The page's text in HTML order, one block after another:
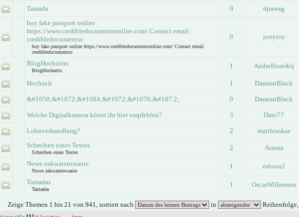
Tamada 0 dpawag
buy fake passport online
https://www.credibledocumentsonline.com/ Contact email:
credibledocumentso
buy fake passport online https://www.credibledocumentsonline.com/ Contact email:
credibledocumentso
0 jerryroy
BlogHochzeits
BlogHochzeits
1 AndreBoarskij
Hochzeit 1 DamianBlack
&#1058;&#1072;&#1084;&#1072;&#1076;&#107 2; 0 DamianBlack
Welche Digitalkamera könnt ihr hier empfehlen? 3 Dani77
Lohnverhandlung? 2 matthiaskae
Schreiben eines Textes
Schreiben eines Textes
2 Asuma
Nowe zakwaterowanie
Nowe zakwaterowanie
1 robson2
Tamadas
Tamadas
1 OscarWillemsen
Zeige Themen 1 bis 21 von 941, sortiert nach in Reihenfolge,